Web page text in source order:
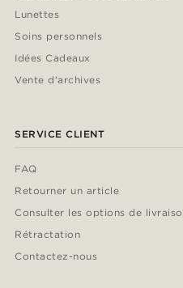
Lunettes
Soins personnels
Idées Cadeaux
Vente d'archives
SERVICE CLIENT
FAQ
Retourner un article
Consulter les options de
Rétractation
Contactez-nous